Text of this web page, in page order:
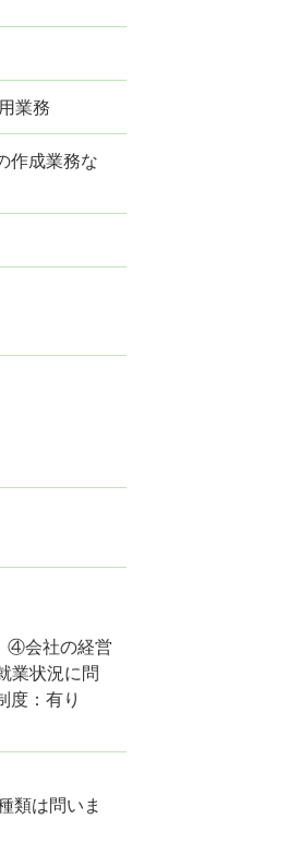
業務
作成業務な
④会社の経営
業状況に問
度：有り
類は問いま